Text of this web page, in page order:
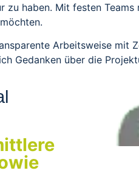
zu haben. Mit festen
Arbeitsweise
Gedanken über die